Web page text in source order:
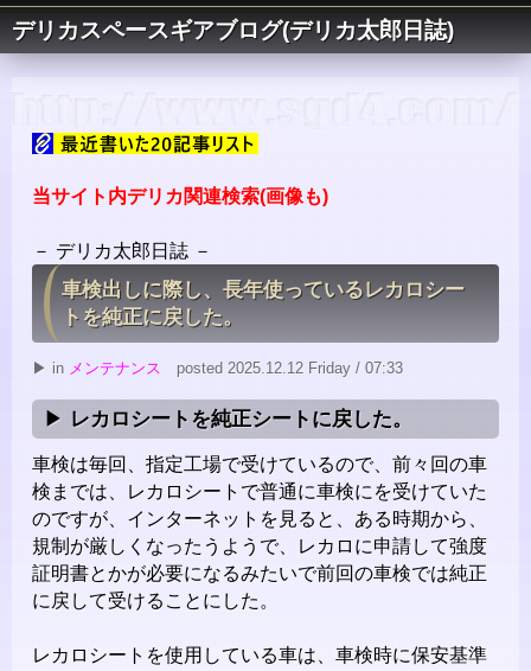
デリカスペースギアブログ(デリカ太郎日誌)
当サイト内デリカ関連検索(画像も)
－ デリカ太郎日誌 －
車検出しに際し、長年使っているレカロシー
トを純正に戻した。
▶ in メンテナンス posted 2025.12.12 Friday / 07:33
レカロシートを純正シートに戻した。
車検は毎回、指定工場で受けているので、前々回の車
検までは、レカロシートで普通に車検にを受けていた
のですが、インターネットを見ると、ある時期から、
規制が厳しくなったうようで、レカロに申請して強度
証明書とかが必要になるみたいで前回の車検では純正
に戻して受けることにした。
レカロシートを使用している車は、車検時に保安基準